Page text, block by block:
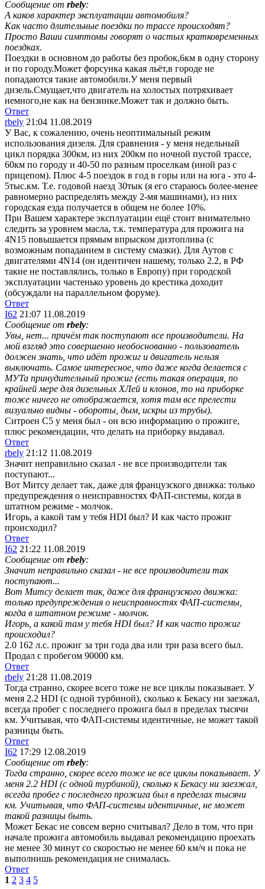
Сообщение от rbely:
А каков характер эксплуатации автомобиля?
Как часто длительные поездки по трассе происходят?
Просто Ваши симптомы говорят о частых кратковременных
поездках.
Поездки в основном до работы без пробок,6км в одну сторону
и по городу.Может форсунка какая льёт,в городе не
попадаются такие автомобили.У меня первый
дизель.Смущает,что двигатель на холостых потряхивает
немного,не как на бензинке.Может так и должно быть.
Ответ
rbely 21:04 11.08.2019
У Вас, к сожалению, очень неоптимальный режим
использования дизеля. Для сравнения - у меня недельный
цикл порядка 300км, из них 200км по ночной пустой трассе,
60км по городу и 40-50 по разным проселкам (иной раз с
прицепом). Плюс 4-5 поездок в год в горы или на юга - это 4-
5тыс.км. Т.е. годовой наезд 30тык (я его стараюсь более-менее
равномерно распределять между 2-мя машинами), из них
городская езда получается в общем не более 10%.
При Вашем характере эксплуатации ещё стоит внимательно
следить за уровнем масла, т.к. температура для прожига на
4N15 повышается прямым впрыском дизтоплива (с
возможным попаданием в систему смазки). Для Аутов с
двигателями 4N14 (он идентичен нашему, только 2.2, в РФ
такие не поставлялись, только в Европу) при городской
эксплуатации частенько уровень до крестика доходит
(обсуждали на параллельном форуме).
Ответ
I62 21:07 11.08.2019
Сообщение от rbely:
Увы, нет... причём так поступают все производители. На
мой взгляд это совершенно необоснованно - пользователь
должен знать, что идёт прожиг и двигатель нельзя
выключать. Самое интересное, что даже когда делается с
МУТа принудительный прожиг (есть такая операция, по
крайней мере для дизельных ХЛей и клонов, то на приборке
тоже ничего не отображается, хотя там все прелести
визуально видны - обороты, дым, искры из трубы).
Ситроен С5 у меня был - он всю информацию о прожиге,
плюс рекомендации, что делать на приборку выдавал.
Ответ
rbely 21:12 11.08.2019
Значит неправильно сказал - не все производители так
поступают...
Вот Митсу делает так, даже для французского движка: только
предупреждения о неисправностях ФАП-системы, когда в
штатном режиме - молчок.
Игорь, а какой там у тебя HDI был? И как часто прожиг
происходил?
Ответ
I62 21:22 11.08.2019
Сообщение от rbely:
Значит неправильно сказал - не все производители так
поступают...
Вот Митсу делает так, даже для французского движка:
только предупреждения о неисправностях ФАП-системы,
когда в штатном режиме - молчок.
Игорь, а какой там у тебя HDI был? И как часто прожиг
происходил?
2.0 162 л.с. прожиг за три года два или три раза всего был.
Продал с пробегом 90000 км.
Ответ
rbely 21:28 11.08.2019
Тогда странно, скорее всего тоже не все циклы показывает. У
меня 2.2 HDI (с одной турбиной), сколько к Бекасу ни заезжал,
всегда пробег с последнего прожига был в пределах тысячи
км. Учитывая, что ФАП-системы идентичные, не может такой
разницы быть.
Ответ
I62 17:29 12.08.2019
Сообщение от rbely:
Тогда странно, скорее всего тоже не все циклы показывает. У
меня 2.2 HDI (с одной турбиной), сколько к Бекасу ни заезжал,
всегда пробег с последнего прожига был в пределах тысячи
км. Учитывая, что ФАП-системы идентичные, не может
такой разницы быть.
Может Бекас не совсем верно считывал? Дело в том, что при
начале прожига автомобиль выдавал рекомендацию проехать
не менее 30 минут со скоростью не менее 60 км/ч и пока не
выполнишь рекомендация не снималась.
Ответ
1 2 3 4 5